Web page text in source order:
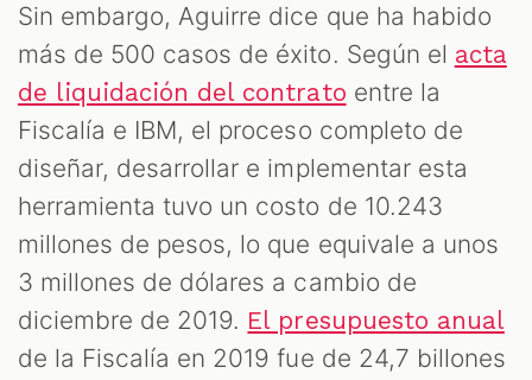
Sin embargo, Aguirre dice que ha habido
más de 500 casos de éxito. Según el acta
de liquidación del contrato entre la
Fiscalía e IBM, el proceso completo de
diseñar, desarrollar e implementar esta
herramienta tuvo un costo de 10.243
millones de pesos, lo que equivale a unos
3 millones de dólares a cambio de
diciembre de 2019. El presupuesto anual
de la Fiscalía en 2019 fue de 24,7 billones